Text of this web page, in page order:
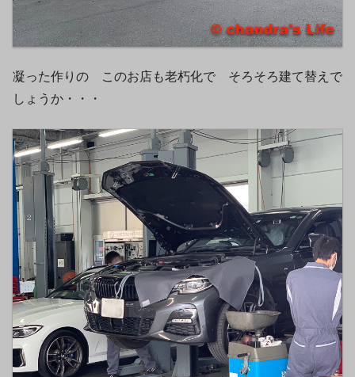
凝った作りの このお店も老朽化で そろそろ建て替えで
しょうか・・・